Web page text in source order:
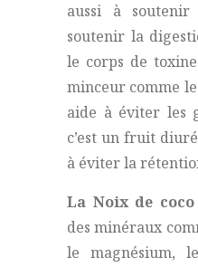
aussi à
soutenir la
le corps de
minceur comme
aide à éviter les
c’est un fruit
à éviter la
La Noix de coco
des minéraux
le magnésium,